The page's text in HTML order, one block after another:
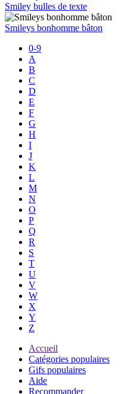
Smiley bulles de texte
Smileys bonhomme bâton
0-9
A
B
C
D
E
F
G
H
I
J
K
L
M
N
O
P
Q
R
S
T
U
V
W
X
Y
Z
Accueil
Catégories populaires
Gifs populaires
Aide
Recommander